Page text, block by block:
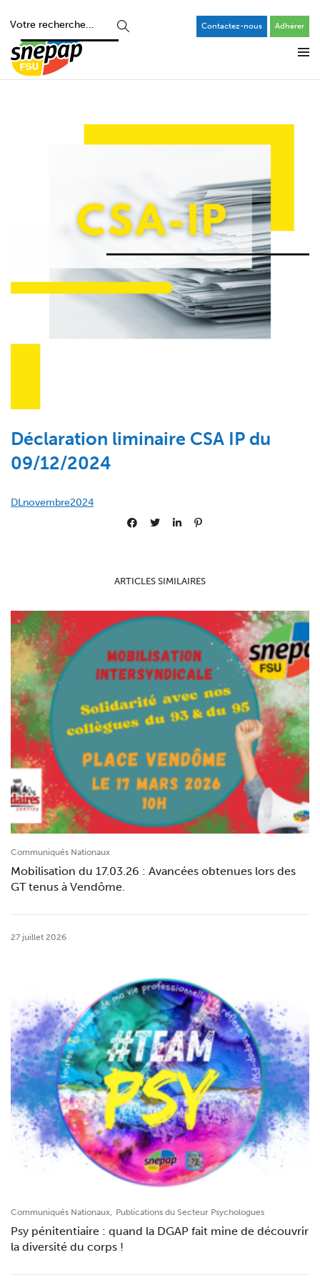
Contactez-nous Adhérer
Déclaration liminaire CSA IP du
09/12/2024
DLnovembre2024
ARTICLES SIMILAIRES
Communiqués Nationaux
Mobilisation du 17.03.26 : Avancées obtenues lors des
GT tenus à Vendôme.
27 juillet 2026
Communiqués Nationaux, Publications du Secteur Psychologues
Psy pénitentiaire : quand la DGAP fait mine de découvrir
la diversité du corps !